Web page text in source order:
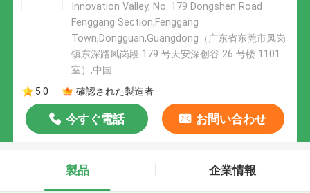
Innovation Valley, No. 179 Dongshen Road
Fenggang Section,Fenggang
Town,Dongguan,Guangdong（广东省东莞市凤岗
镇东深路凤岗段 179 号天安深创谷 26 号楼 1101
室）,中国
5.0
確認された製造者
今すぐ電話 お問い合わせ
製品 企業情報